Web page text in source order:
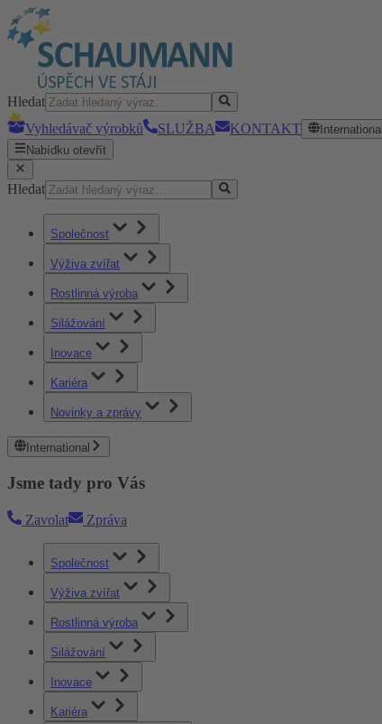
Hledat
Vyhledávač výrobků
SLUŽBA KONTAKT
International
Nabídku otevřít
Hledat
Společnost
Výživa zvířat
Rostlinná výroba
Silážování
Inovace
Kariéra
Novinky a zprávy
International
Jsme tady pro Vás
Zavolat Zpráva
Společnost
Výživa zvířat
Rostlinná výroba
Silážování
Inovace
Kariéra